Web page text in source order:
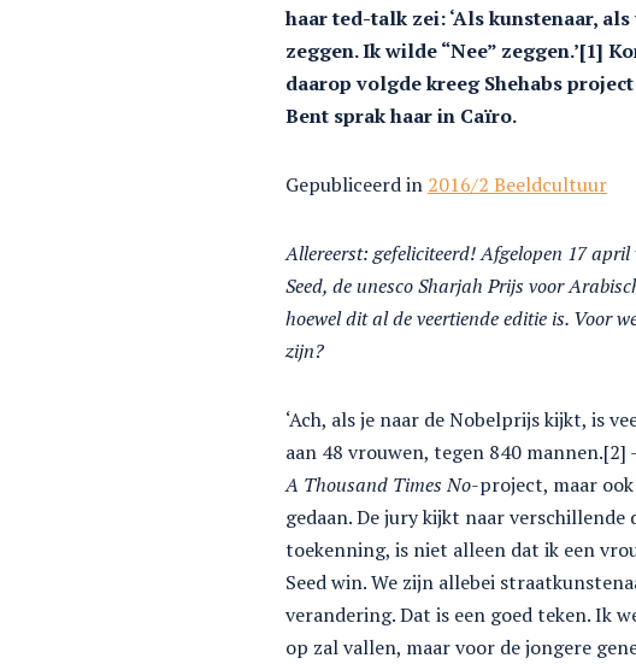
haar ted-talk zei: ‘Als kunstenaar,
zeggen. Ik wilde “Nee” zeggen.’[1]
daarop volgde kreeg Shehabs
Bent sprak haar in Caïro.
Gepubliceerd in 2016/2 Beeldcultuur
Allereerst: gefeliciteerd! Afgelopen 17
Seed, de unesco Sharjah Prijs voor
hoewel dit al de veertiende editie is. Voor
zijn?
‘Ach, als je naar de Nobelprijs kijkt, is
aan 48 vrouwen, tegen 840
A Thousand Times No-project, maar
gedaan. De jury kijkt naar
toekenning, is niet alleen dat ik een
Seed win. We zijn allebei
verandering. Dat is een goed teken. Ik
op zal vallen, maar voor de jongere